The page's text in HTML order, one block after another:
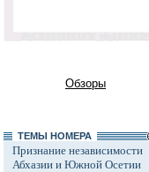
Обзоры
ТЕМЫ НОМЕРА
Признание независимости
Абхазии и Южной Осетии